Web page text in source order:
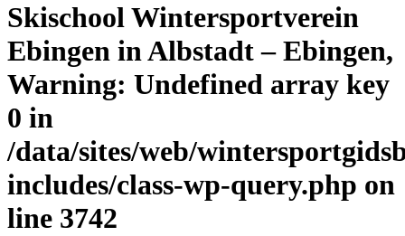
Skischool Wintersportverein
Ebingen in Albstadt – Ebingen,
Warning: Undefined array key
0 in
/data/sites/web/
includes/class-wp-query.php on
line 3742